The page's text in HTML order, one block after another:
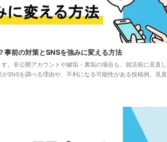
事前の対策とSNSを強みに変える方法
。非公開アカウントや鍵垢・裏垢の場合も、就活前に見直し
SNSを調べる理由や、不利になる可能性がある投稿例、見直